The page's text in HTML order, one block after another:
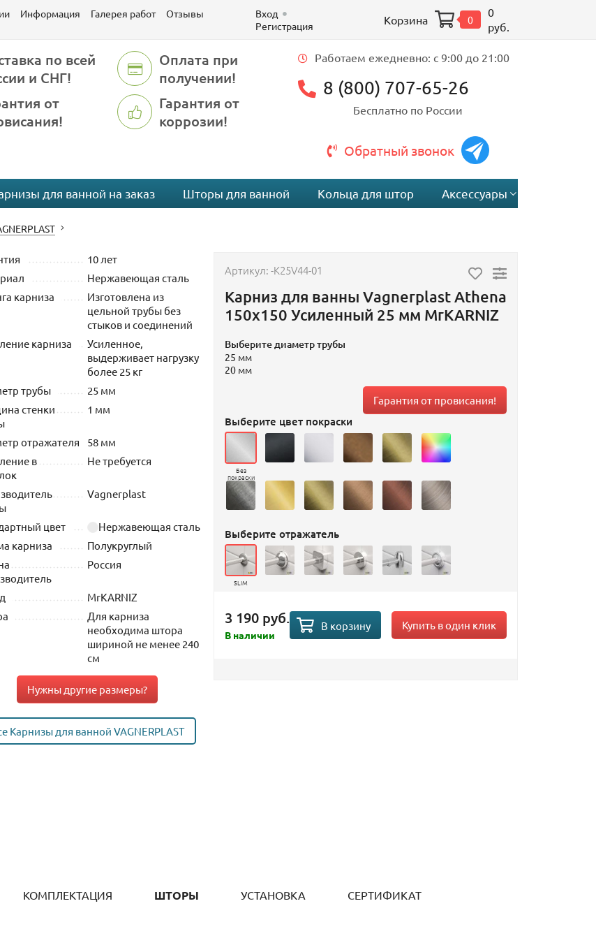
Информация Галерея работ
Отзывы
Вход
Регистрация
Корзина 0
0
руб.
по всей
и СНГ!
Оплата при
получении!
от
Гарантия от
коррозии!
Работаем ежедневно: c 9:00 до 21:00
8 (800) 707-65-26
Бесплатно по России
Обратный звонок
для ванной на заказ Шторы для ванной Кольца для штор Аксессуары
10 лет
Нержавеющая сталь
карниза
Изготовлена из
цельной трубы без
стыков и соединений
карниза
Усиленное,
выдерживает нагрузку
более 25 кг
трубы
25 мм
стенки
1 мм
отражателя
58 мм
в
Не требуется
Vagnerplast
цвет
Нержавеющая сталь
карниза
Полукруглый
Россия
MrKARNIZ
Для карниза
необходима штора
шириной не менее 240
см
Нужны другие размеры?
Карнизы для ванной VAGNERPLAST
Артикул:-K25V44-01
Карниз для ванны Vagnerplast Athena
150х150 Усиленный 25 мм MrKARNIZ
Выберите диаметр трубы
25 мм
20 мм
Гарантия от провисания!
Выберите цвет покраски
Без
покраски
Выберите отражатель
SLIM
3 190 руб.
В наличии
В корзину Купить в один клик
КОМПЛЕКТАЦИЯ ШТОРЫ УСТАНОВКА
СЕРТИФИКАТ